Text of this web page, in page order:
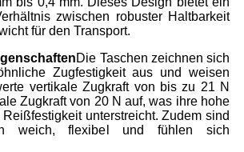
zwischen robuster Haltbarkeit
für den Transport.
Die Taschen zeichnen sich
Zugfestigkeit aus und weisen
vertikale Zugkraft von bis zu 21 N
Zugkraft von 20 N auf, was ihre hohe
unterstreicht. Zudem sind
weich, flexibel und fühlen sich